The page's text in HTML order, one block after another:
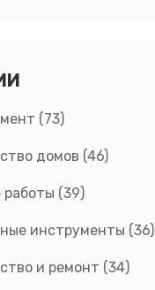
(73)
домов (46)
работы (39)
инструменты (36)
и ремонт (34)